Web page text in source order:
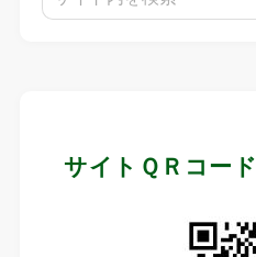
サイトＱＲコード